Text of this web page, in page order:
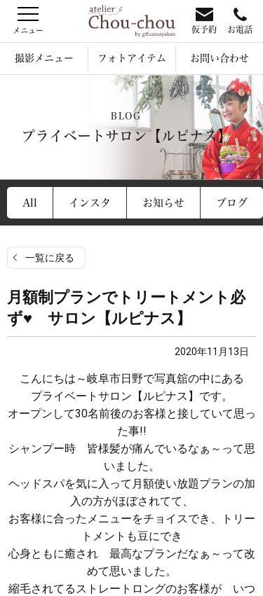
仮予約 お電話
撮影メニュー フォトアイテム お問い合わせ
BLOG
プライベートサロン【ルピナス】
All インスタ お知らせ ブログ
一覧に戻る
月額制プランでトリートメント必
ず♥ サロン【ルピナス】
2020年11月13日
こんにちは～岐阜市日野で写真舘の中にある
プライベートサロン【ルピナス】です。
オープンして30名前後のお客様と接していて思っ
た事!!
シャンプー時 皆様髪が痛んでいるなぁ～って思
いました。
ヘッドスパを気に入って月額使い放題プランの加
入の方がほぼされてて、
お客様に合ったメニューをチョイスでき、トリー
トメントも豆にでき
心身ともに癒され 最高なプランだなぁ～って改
めて思いました。
縮毛されてるストレートロングのお客様が いつ